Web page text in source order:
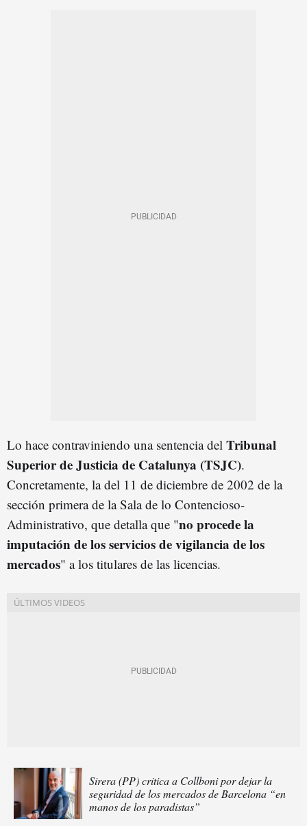
Lo hace contraviniendo una sentencia del Tribunal
Superior de Justicia de Catalunya (TSJC).
Concretamente, la del 11 de diciembre de 2002 de la
sección primera de la Sala de lo Contencioso-
Administrativo, que detalla que "no procede la
imputación de los servicios de vigilancia de los
mercados" a los titulares de las licencias.
Sirera (PP) critica a Collboni por dejar la
seguridad de los mercados de Barcelona “en
manos de los paradistas”